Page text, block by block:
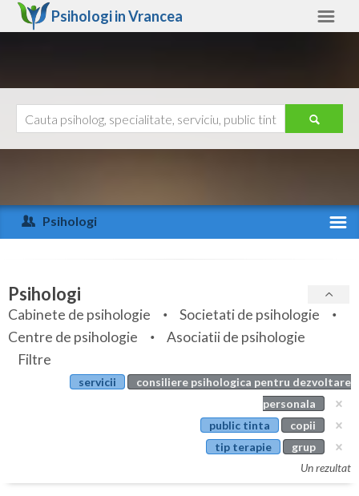
Psihologi inVrancea
Arad
Arges
Bihor
Bistrita-Nasaud
Botosani
Ajutor
Psihologi
Specialitati
Servicii
Articole
Evenimente
Psihologi
Cabinete de psihologie
Societati de psihologie
Centre de psihologie
Asociatii de psihologie
Filtre
servicii
consiliere psihologica pentru dezvoltare
personala
public tinta
copii
tip terapie
grup
Un rezultat